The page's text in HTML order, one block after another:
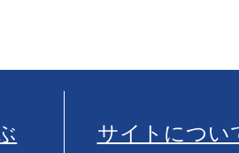
サイトについ